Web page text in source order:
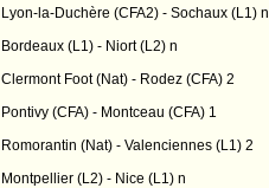
Lyon-la-Duchère (CFA2) - Sochaux (L1) n
Bordeaux (L1) - Niort (L2) n
Clermont Foot (Nat) - Rodez (CFA) 2
Pontivy (CFA) - Montceau (CFA) 1
Romorantin (Nat) - Valenciennes (L1) 2
Montpellier (L2) - Nice (L1) n